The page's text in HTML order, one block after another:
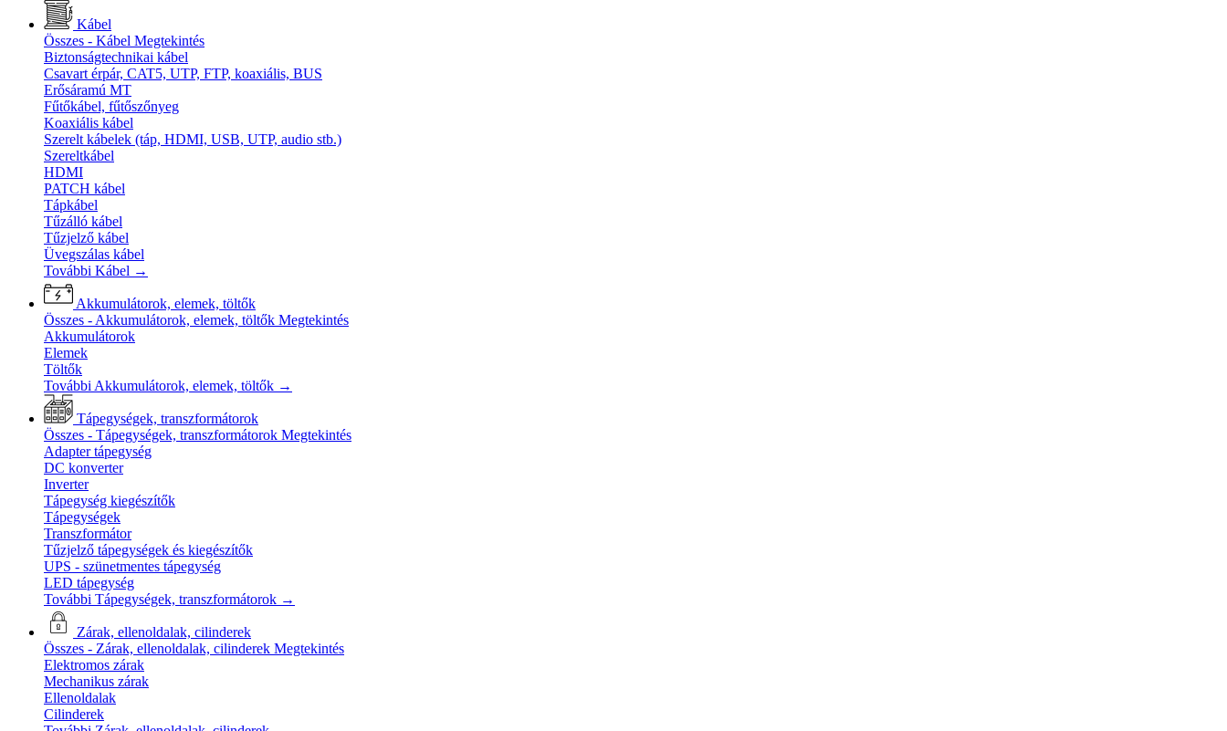
Kábel
Összes - Kábel Megtekintés
Biztonságtechnikai kábel
Csavart érpár, CAT5, UTP, FTP, koaxiális, BUS
Erősáramú MT
Fűtőkábel, fűtőszőnyeg
Koaxiális kábel
Szerelt kábelek (táp, HDMI, USB, UTP, audio stb.)
Szereltkábel
HDMI
PATCH kábel
Tápkábel
Tűzálló kábel
Tűzjelző kábel
Üvegszálas kábel
További Kábel →
Akkumulátorok, elemek, töltők
Összes - Akkumulátorok, elemek, töltők Megtekintés
Akkumulátorok
Elemek
Töltők
További Akkumulátorok, elemek, töltők →
Tápegységek, transzformátorok
Összes - Tápegységek, transzformátorok Megtekintés
Adapter tápegység
DC konverter
Inverter
Tápegység kiegészítők
Tápegységek
Transzformátor
Tűzjelző tápegységek és kiegészítők
UPS - szünetmentes tápegység
LED tápegység
További Tápegységek, transzformátorok →
Zárak, ellenoldalak, cilinderek
Összes - Zárak, ellenoldalak, cilinderek Megtekintés
Elektromos zárak
Mechanikus zárak
Ellenoldalak
Cilinderek